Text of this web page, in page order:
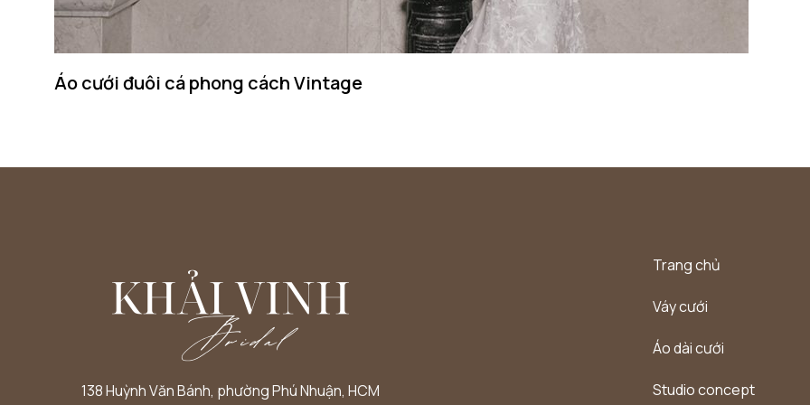
Áo cưới đuôi cá phong cách Vintage
138 Huỳnh Văn Bánh, phường Phú Nhuận, HCM
Trang chủ
Váy cưới
Áo dài cưới
Studio concept